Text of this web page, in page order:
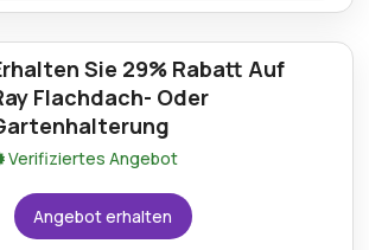
Ray Balkonkraftwerk mit einem
Preisnachlass von 38%, der
zu deutlich geringeren
Sie 29% Rabatt Auf
Flachdach- Oder
Verifiziertes Angebot
Angebot erhalten